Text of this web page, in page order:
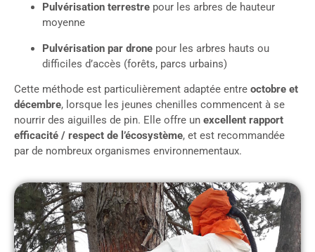
Pulvérisation terrestre pour les arbres de hauteur
moyenne
Pulvérisation par drone pour les arbres hauts ou
difficiles d’accès (forêts, parcs urbains)
Cette méthode est particulièrement adaptée entre octobre et
décembre, lorsque les jeunes chenilles commencent à se
nourrir des aiguilles de pin. Elle offre un excellent rapport
efficacité / respect de l’écosystème, et est recommandée
par de nombreux organismes environnementaux.